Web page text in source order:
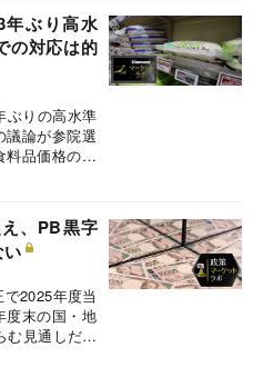
ビスでIT化が
デジタル人材
鍵になる。
年ぶり高水
の対応は的
ぶりの高水準
議論が参院選
料品価格の全
めるコメの
込みが主因
な議論と対策
、PB黒字
2025年度当
度末の国・地
む見通しだ。
状況では、